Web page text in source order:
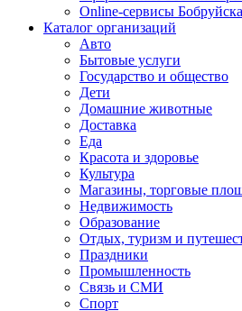
Online-сервисы Бобруйска
Каталог организаций
Авто
Бытовые услуги
Государство и общество
Дети
Домашние животные
Доставка
Еда
Красота и здоровье
Культура
Магазины, торговые
Недвижимость
Образование
Отдых, туризм и
Праздники
Промышленность
Связь и СМИ
Спорт